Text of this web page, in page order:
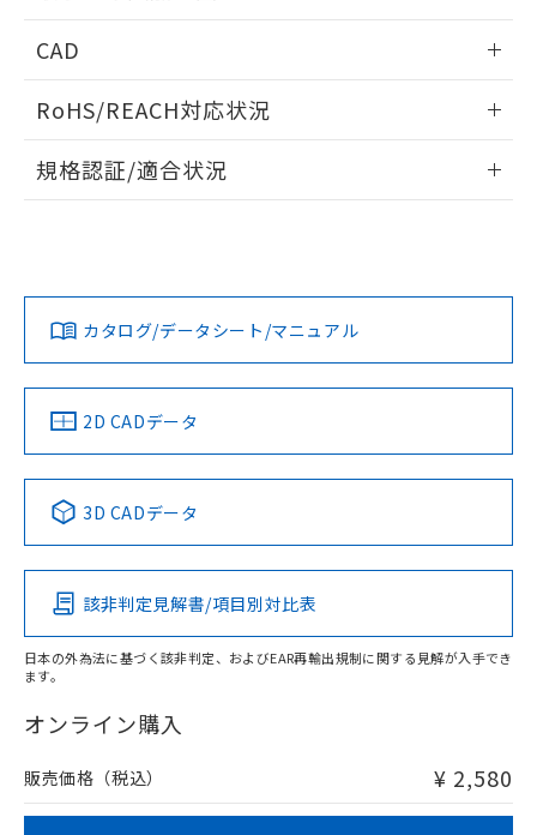
CAD
ドすることができます。
ログイン/会員登録
ダウンロードデータをご利用いただく前に、以下を必ずお読
みください。
ソフトウェアの使用条件
RoHS/REACH対応状況
EU RoHS 注意事項・凡例
対応済み
中国 RoHS 注意事項・凡例
Pb Hg Cd Cr(VI)
O
在庫等で未対応品が混在する可能性があります。
問い合わせください。
規格認証/適合状況
LR型式承認
（イギリス
船舶規格）
DNV型式承認
（ノルウェー
BV型式承認
（フランス
KR型式
（韓国
No No No No
この製品の規格認証/適合状況ページへ
その他の認証はこちらのページからご検索ください
カタログ/データシート/マニュアル
2D CADデータ
3D CADデータ
該非判定見解書/項目別対比表
日本の外為法に基づく該非判定、およびEAR再輸出規制に関する見解が入手でき
ます。
オンライン購入
販売価格（税込） ¥ 2,580